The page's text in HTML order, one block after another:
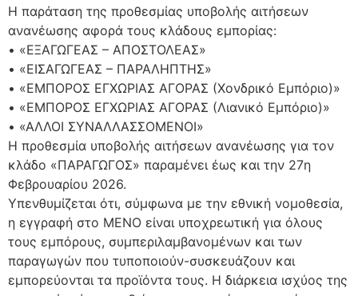
Η παράταση της προθεσμίας υποβολής αιτήσεων
ανανέωσης αφορά τους κλάδους εμπορίας:
• «ΕΞΑΓΩΓΕΑΣ – ΑΠΟΣΤΟΛΕΑΣ»
• «ΕΙΣΑΓΩΓΕΑΣ – ΠΑΡΑΛΗΠΤΗΣ»
• «ΕΜΠΟΡΟΣ ΕΓΧΩΡΙΑΣ ΑΓΟΡΑΣ (Χονδρικό Εμπόριο)»
• «ΕΜΠΟΡΟΣ ΕΓΧΩΡΙΑΣ ΑΓΟΡΑΣ (Λιανικό Εμπόριο)»
• «ΑΛΛΟΙ ΣΥΝΑΛΛΑΣΣΟΜΕΝΟΙ»
Η προθεσμία υποβολής αιτήσεων ανανέωσης για τον
κλάδο «ΠΑΡΑΓΩΓΟΣ» παραμένει έως και την 27η
Φεβρουαρίου 2026.
Υπενθυμίζεται ότι, σύμφωνα με την εθνική νομοθεσία,
η εγγραφή στο ΜΕΝΟ είναι υποχρεωτική για όλους
τους εμπόρους, συμπεριλαμβανομένων και των
παραγωγών που τυποποιούν-συσκευάζουν και
εμπορεύονται τα προϊόντα τους. Η διάρκεια ισχύος της